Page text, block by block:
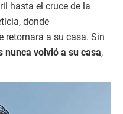
hasta el cruce de la
donde
retornara a su casa. Sin
nunca volvió a su casa,